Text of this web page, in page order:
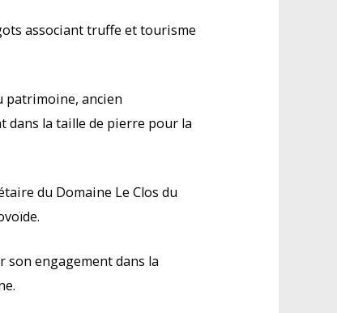
associant truffe et tourisme
patrimoine, ancien
dans la taille de pierre pour la
du Domaine Le Clos du
son engagement dans la